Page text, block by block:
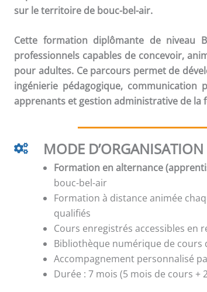
sur le territoire de bouc-bel-air.
Cette formation diplômante de niveau
professionnels capables de concevoir,
pour adultes. Ce parcours permet de
ingénierie pédagogique, communication
apprenants et gestion administrative de la
MODE D’ORGANISATION
Formation en alternance
bouc-bel-air
Formation à distance animée
qualifiés
Cours enregistrés accessibles en
Bibliothèque numérique de cours
Accompagnement personnalisé
Durée : 7 mois (5 mois de cours +